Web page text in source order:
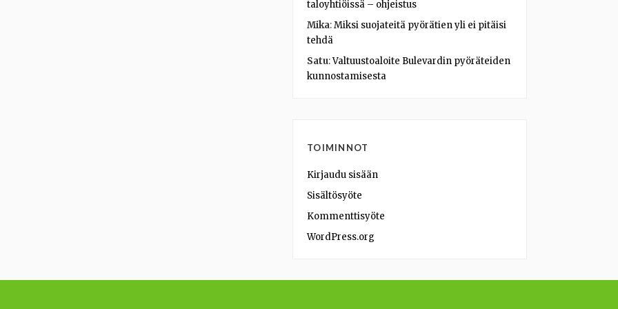
taloyhtiöissä – ohjeistus
Mika:Miksi suojateitä pyörätien yli ei pitäisi
tehdä
Satu:Valtuustoaloite Bulevardin pyöräteiden
kunnostamisesta
TOIMINNOT
Kirjaudu sisään
Sisältösyöte
Kommenttisyöte
WordPress.org